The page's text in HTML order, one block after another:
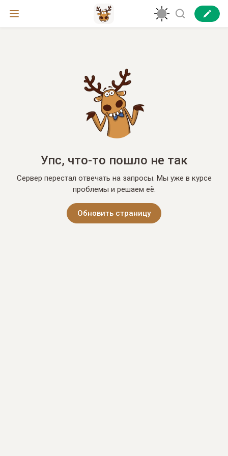
Упс, что-то пошло не так
Сервер перестал отвечать на запросы. Мы уже в курсе
проблемы и решаем её.
Обновить страницу